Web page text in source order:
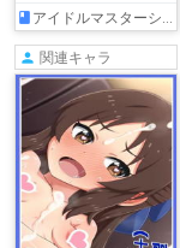
アイドルマスターシンデレラガールズ
関連キャラ